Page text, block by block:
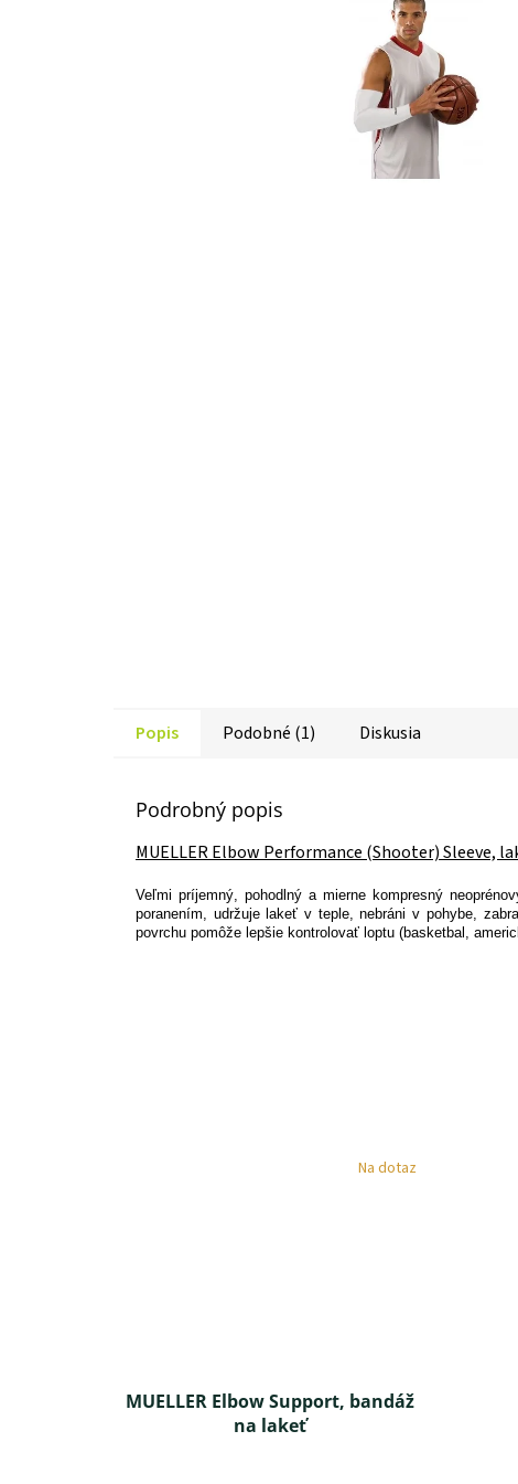
Popis Podobné (1) Diskusia
Podrobný popis
MUELLER Elbow Performance (Shooter) Sleeve,
Veľmi príjemný, pohodlný a mierne kompresný
poranením, udržuje lakeť v teple, nebráni v pohybe,
povrchu pomôže lepšie kontrolovať loptu (basketbal,
Na dotaz
MUELLER Elbow Support, bandáž
na lakeť